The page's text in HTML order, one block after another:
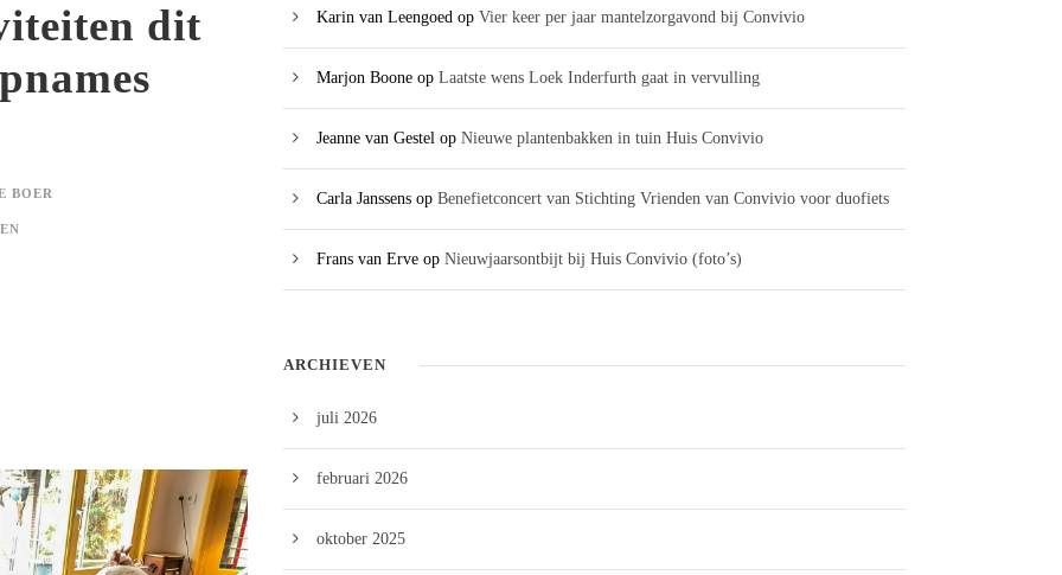
dit
BOER
Karin van Leengoed op Vier keer per jaar mantelzorgavond bij Convivio
Marjon Boone op Laatste wens Loek Inderfurth gaat in vervulling
Jeanne van Gestel op Nieuwe plantenbakken in tuin Huis Convivio
Carla Janssens op Benefietconcert van Stichting Vrienden van Convivio voor duofiets
Frans van Erve op Nieuwjaarsontbijt bij Huis Convivio (foto’s)
ARCHIEVEN
juli 2026
februari 2026
oktober 2025